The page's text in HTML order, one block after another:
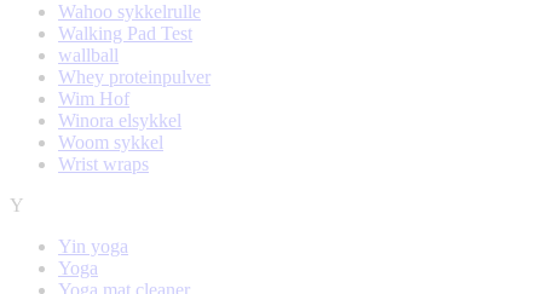
Wahoo sykkelrulle
Walking Pad Test
wallball
Whey proteinpulver
Wim Hof
Winora elsykkel
Woom sykkel
Wrist wraps
Y
Yin yoga
Yoga
Yoga mat cleaner